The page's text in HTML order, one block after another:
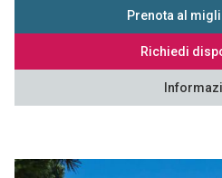
Prenota al
Richiedi